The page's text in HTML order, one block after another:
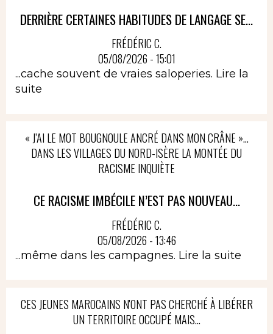
DERRIÈRE CERTAINES HABITUDES DE LANGAGE SE...
FRÉDÉRIC C.
05/08/2026 - 15:01
...cache souvent de vraies saloperies. Lire la
suite
« J’AI LE MOT BOUGNOULE ANCRÉ DANS MON CRÂNE »…
DANS LES VILLAGES DU NORD-ISÈRE LA MONTÉE DU
RACISME INQUIÈTE
CE RACISME IMBÉCILE N’EST PAS NOUVEAU...
FRÉDÉRIC C.
05/08/2026 - 13:46
...même dans les campagnes. Lire la suite
CES JEUNES MAROCAINS N'ONT PAS CHERCHÉ À LIBÉRER
UN TERRITOIRE OCCUPÉ MAIS...